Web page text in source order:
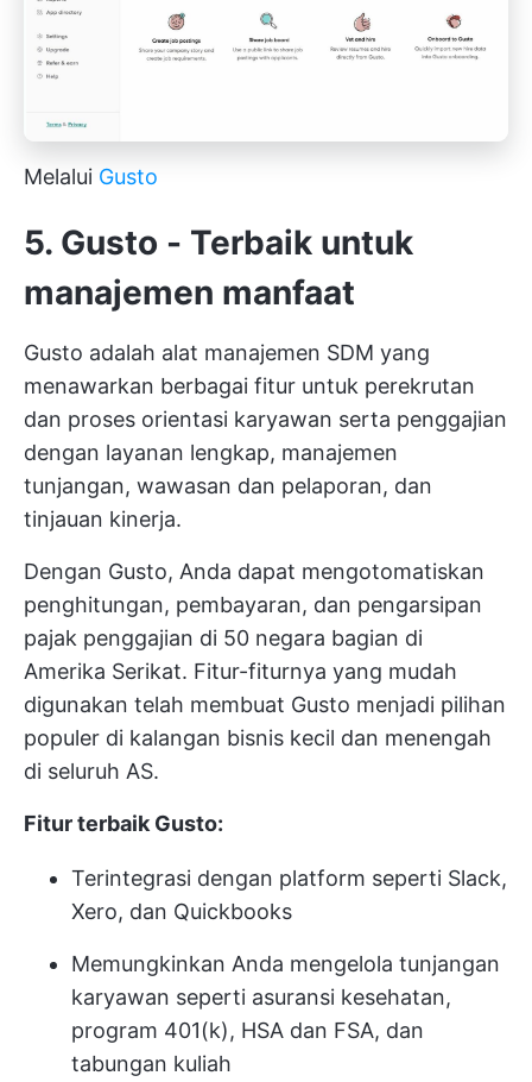
Melalui Gusto
5. Gusto - Terbaik untuk
manajemen manfaat
Gusto adalah alat manajemen SDM yang
menawarkan berbagai fitur untuk perekrutan
dan proses orientasi karyawan serta penggajian
dengan layanan lengkap, manajemen
tunjangan, wawasan dan pelaporan, dan
tinjauan kinerja.
Dengan Gusto, Anda dapat mengotomatiskan
penghitungan, pembayaran, dan pengarsipan
pajak penggajian di 50 negara bagian di
Amerika Serikat. Fitur-fiturnya yang mudah
digunakan telah membuat Gusto menjadi pilihan
populer di kalangan bisnis kecil dan menengah
di seluruh AS.
Fitur terbaik Gusto:
Terintegrasi dengan platform seperti Slack,
Xero, dan Quickbooks
Memungkinkan Anda mengelola tunjangan
karyawan seperti asuransi kesehatan,
program 401(k), HSA dan FSA, dan
tabungan kuliah